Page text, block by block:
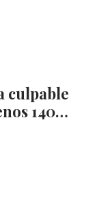
culpable
140…